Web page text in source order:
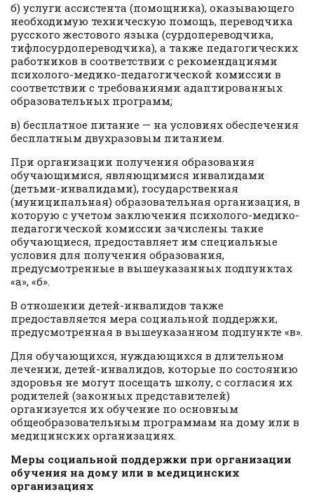
б) услуги ассистента (помощника), оказывающего
необходимую техническую помощь, переводчика
русского жестового языка (сурдопереводчика,
тифлосурдопереводчика), а также педагогических
работников в соответствии с рекомендациями
психолого-медико-педагогической комиссии в
соответствии с требованиями адаптированных
образовательных программ;
в) бесплатное питание — на условиях обеспечения
бесплатным двухразовым питанием.
При организации получения образования
обучающимися, являющимися инвалидами
(детьми-инвалидами), государственная
(муниципальная) образовательная организация, в
которую с учетом заключения психолого-медико-
педагогической комиссии зачислены такие
обучающиеся, предоставляет им специальные
условия для получения образования,
предусмотренные в вышеуказанных подпунктах
«а», «б».
В отношении детей-инвалидов также
предоставляется мера социальной поддержки,
предусмотренная в вышеуказанном подпункте «в».
Для обучающихся, нуждающихся в длительном
лечении, детей-инвалидов, которые по состоянию
здоровья не могут посещать школу, с согласия их
родителей (законных представителей)
организуется их обучение по основным
общеобразовательным программам на дому или в
медицинских организациях.
Меры социальной поддержки при организации
обучения на дому или в медицинских
организациях